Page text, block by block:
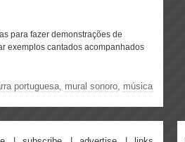
para fazer demonstrações de
exemplos cantados acompanhados
portuguesa, mural sonoro, música